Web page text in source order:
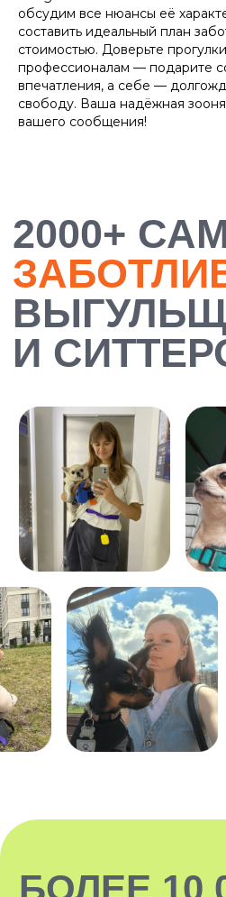
обсудим все нюансы её
составить идеальный план
стоимостью. Доверьте
профессионалам — подарите
впечатления, а себе —
свободу. Ваша надёжная
вашего сообщения!
ЗАКАЗАТЬ